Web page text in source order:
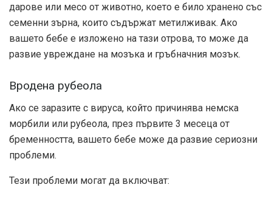
дарове или месо от животно, което е било хранено със
семенни зърна, които съдържат метилживак. Ако
вашето бебе е изложено на тази отрова, то може да
развие увреждане на мозъка и гръбначния мозък.
Вродена рубеола
Ако се заразите с вируса, който причинява немска
морбили или рубеола, през първите 3 месеца от
бременността, вашето бебе може да развие сериозни
проблеми.
Тези проблеми могат да включват: